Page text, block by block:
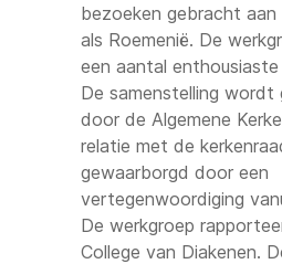
bezoeken gebracht aan
als Roemenië. De
een aantal
De samenstelling wordt
door de Algemene
relatie met de
gewaarborgd door een
vertegenwoordiging
De werkgroep
College van Diakenen.